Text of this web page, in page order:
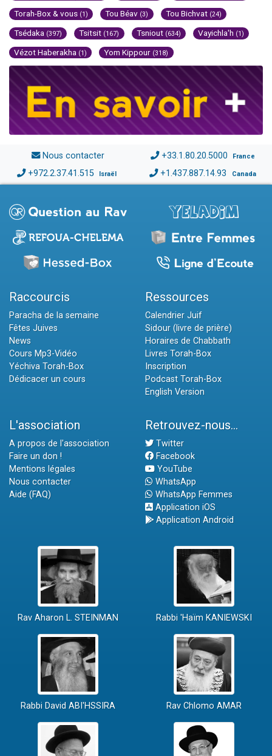
Torah-Box & vous (1) Tou Béav (3) Tou Bichvat (24)
Tsédaka (397) Tsitsit (167) Tsniout (634) Vayichla'h (1)
Vézot Haberakha (1) Yom Kippour (318)
Nous contacter +33.1.80.20.5000 France
+972.2.37.41.515 Israël +1.437.887.14.93 Canada
Raccourcis
Paracha de la semaine
Fêtes Juives
News
Cours Mp3-Vidéo
Yéchiva Torah-Box
Dédicacer un cours
Ressources
Calendrier Juif
Sidour (livre de prière)
Horaires de Chabbath
Livres Torah-Box
Inscription
Podcast Torah-Box
English Version
L'association
A propos de l'association
Faire un don !
Mentions légales
Nous contacter
Aide (FAQ)
Retrouvez-nous...
Twitter
Facebook
YouTube
WhatsApp
WhatsApp Femmes
Application iOS
Application Android
Rav Aharon L. STEINMAN Rabbi 'Haïm KANIEWSKI
Rabbi David ABI'HSSIRA Rav Chlomo AMAR